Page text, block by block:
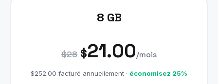
8 GB
$28 $21.00/mois
$252.00 facturé annuellement · économisez 25%